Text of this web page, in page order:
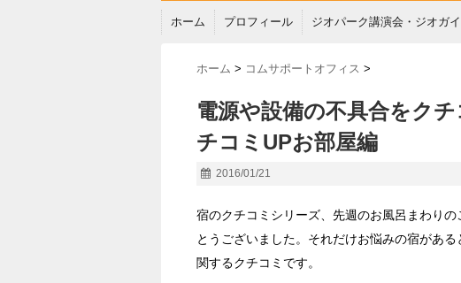
ホーム プロフィール ジオパーク講演会・ジオガ
ホーム > コムサポートオフィス >
電源や設備の不具合をク
チコミUPお部屋編
2016/01/21
宿のクチコミシリーズ、先週のお風呂まわり
とうございました。それだけお悩みの宿があ
関するクチコミです。